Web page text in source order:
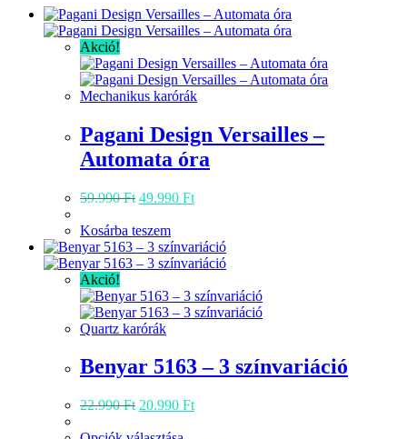
Akció!
Mechanikus karórák
Pagani Design Versailles –
Automata óra
59.990Ft Original
was:
59.990 Ft.
49.990 FtCurrent
49.990 Ft.
Kosárba teszem
Akció!
Quartz karórák
Benyar 5163 – 3 színvariáció
22.990Ft Original
20.990 FtCurrent